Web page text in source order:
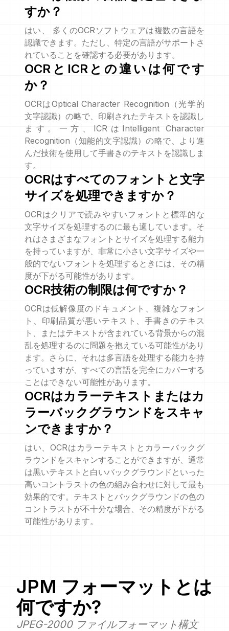
すか？
はい、 多くのOCRソフトウェアは複数の言語を
認識できます。ただし、特定の言語がサポートさ
れていることを確認する必要があります。
OCRとICRとの違いは何です
か？
OCRはOptical Character Recognition（光学的
文字認識）の略で、印刷されたテキストを認識し
ます。一方、ICRはIntelligent Character
Recognition（知能的文字認識）の略で、より進
んだ技術を使用して手書きのテキストを認識しま
す。
OCRはすべてのフォントと文字
サイズを処理できますか？
OCRはクリアで読みやすいフォントと標準的な
文字サイズを処理するのに最も適しています。そ
れはさまざまなフォントとサイズを処理する能力
を持っていますが、非常に小さい文字サイズや一
般的でないフォントを処理するときには、その精
度が下がる可能性があります。
OCR技術の制限は何ですか？
OCRは低解像度のドキュメント、複雑なフォン
ト、印刷品質が悪いテキスト、手書きのテキス
ト、またはテキストが含まれている背景からの混
乱を処理するのに問題を抱えている可能性があり
ます。さらに、それは多言語を处理する能力を持
っていますが、すべての言語を完全にカバーする
ことはできない可能性があります。
OCRはカラーテキストまたはカ
ラーバックグラウンドをスキャ
ンできますか？
はい、OCRはカラーテキストとカラーバックグ
ラウンドをスキャンすることができますが、通常
は黒いテキストと白いバックグラウンドといった
高いコントラストの色の組み合わせに対して最も
効果的です。テキストとバックグラウンドの色の
コントラストが不十分な場合、その精度が下がる
可能性があります。
JPM フォーマットとは
何ですか?
JPEG-2000 ファイルフォーマット構文